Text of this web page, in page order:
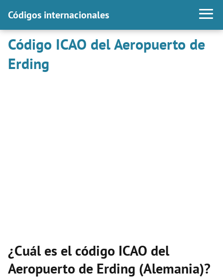
Códigos internacionales
Código ICAO del Aeropuerto de
Erding
¿Cuál es el código ICAO del
Aeropuerto de Erding (Alemania)?